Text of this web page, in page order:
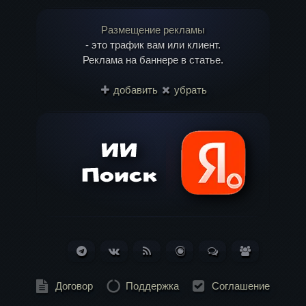
Размещение рекламы
- это трафик вам или клиент.
Реклама на баннере в статье.
добавить убрать
Telegram ВКонтактеRSS
Блог
261)
Обсуждения
Договор
Поддержка Соглашение